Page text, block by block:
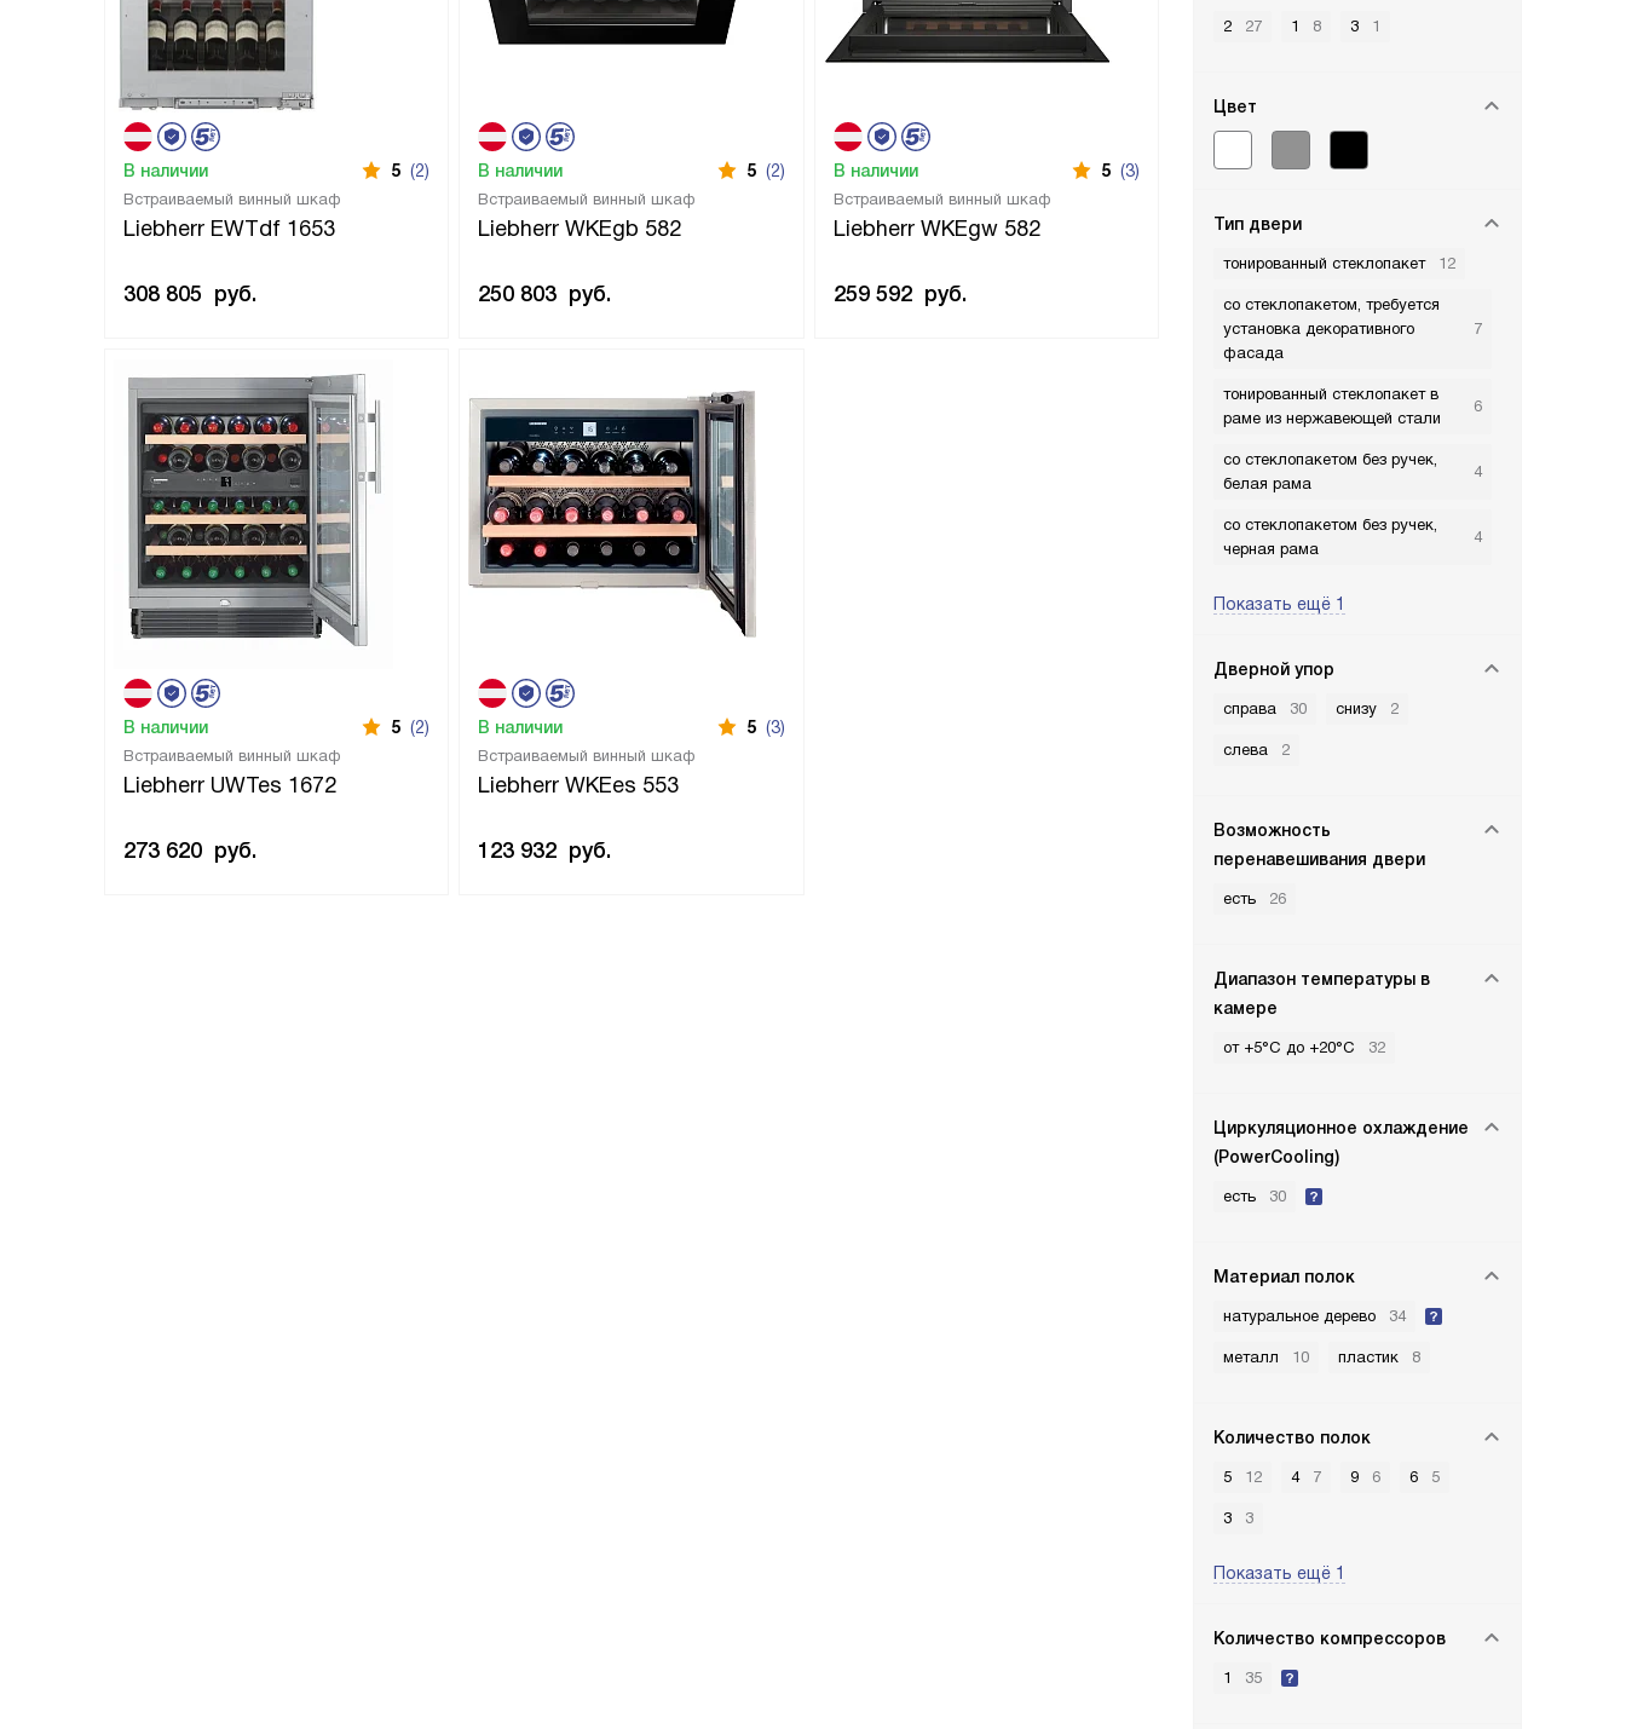
2 27 1 8 3 1
Цвет
Тип двери
тонированный стеклопакет 12
со стеклопакетом, требуется
установка декоративного
фасада
7
тонированный стеклопакет в
раме из нержавеющей стали
6
со стеклопакетом без ручек,
белая рама
4
со стеклопакетом без ручек,
черная рама
4
Показать ещё 1
Дверной упор
справа 30 снизу 2
слева 2
Возможность
перенавешивания двери
есть 26
Диапазон температуры в
камере
от +5°C до +20°C 32
Циркуляционное охлаждение
(PowerCooling)
есть 30
Материал полок
натуральное дерево 34
металл 10 пластик 8
Количество полок
5 12 4 7 9 6 6 5
3 3
Показать ещё 1
Количество компрессоров
1 35
Встраиваемый винный шкаф
Liebherr EWTdf 1653
В наличии 5 (2)
308 805 руб.
Встраиваемый винный шкаф
Liebherr WKEgb 582
В наличии 5 (2)
250 803 руб.
Встраиваемый винный шкаф
Liebherr WKEgw 582
В наличии 5 (3)
259 592 руб.
Встраиваемый винный шкаф
Liebherr UWTes 1672
В наличии 5 (2)
273 620 руб.
Встраиваемый винный шкаф
Liebherr WKEes 553
В наличии 5 (3)
123 932 руб.